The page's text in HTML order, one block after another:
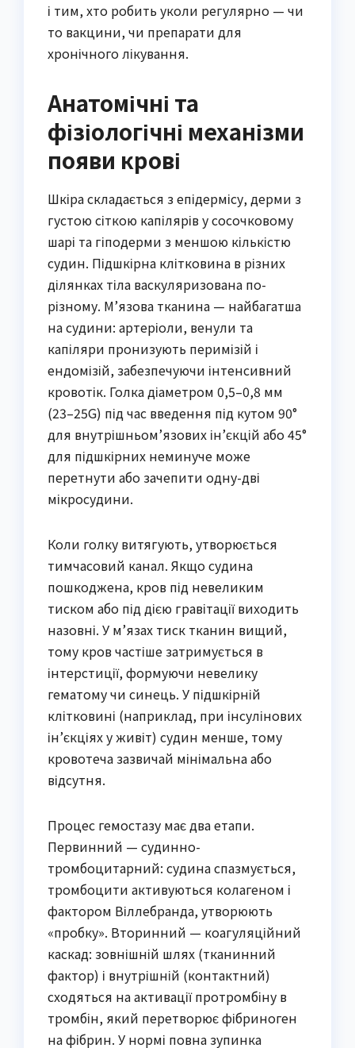
і тим, хто робить уколи регулярно — чи
то вакцини, чи препарати для
хронічного лікування.
Анатомічні та
фізіологічні механізми
появи крові
Шкіра складається з епідермісу, дерми з
густою сіткою капілярів у сосочковому
шарі та гіподерми з меншою кількістю
судин. Підшкірна клітковина в різних
ділянках тіла васкуляризована по-
різному. М’язова тканина — найбагатша
на судини: артеріоли, венули та
капіляри пронизують перимізій і
ендомізій, забезпечуючи інтенсивний
кровотік. Голка діаметром 0,5–0,8 мм
(23–25G) під час введення під кутом 90°
для внутрішньом’язових ін’єкцій або 45°
для підшкірних неминуче може
перетнути або зачепити одну-дві
мікросудини.
Коли голку витягують, утворюється
тимчасовий канал. Якщо судина
пошкоджена, кров під невеликим
тиском або під дією гравітації виходить
назовні. У м’язах тиск тканин вищий,
тому кров частіше затримується в
інтерстиції, формуючи невелику
гематому чи синець. У підшкірній
клітковині (наприклад, при інсулінових
ін’єкціях у живіт) судин менше, тому
кровотеча зазвичай мінімальна або
відсутня.
Процес гемостазу має два етапи.
Первинний — судинно-
тромбоцитарний: судина спазмується,
тромбоцити активуються колагеном і
фактором Віллебранда, утворюють
«пробку». Вторинний — коагуляційний
каскад: зовнішній шлях (тканинний
фактор) і внутрішній (контактний)
сходяться на активації протромбіну в
тромбін, який перетворює фібриноген
на фібрин. У нормі повна зупинка